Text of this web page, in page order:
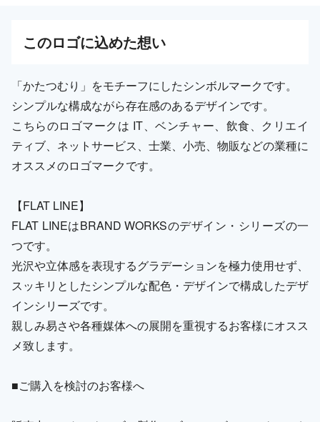
このロゴに込めた想い
「かたつむり」をモチーフにしたシンボルマークです。
シンプルな構成ながら存在感のあるデザインです。
こちらのロゴマークは IT、ベンチャー、飲食、クリエイ
ティブ、ネットサービス、士業、小売、物販などの業種に
オススメのロゴマークです。
【FLAT LINE】
FLAT LINEはBRAND WORKSのデザイン・シリーズの一
つです。
光沢や立体感を表現するグラデーションを極力使用せず、
スッキリとしたシンプルな配色・デザインで構成したデザ
インシリーズです。
親しみ易さや各種媒体への展開を重視するお客様にオスス
メ致します。
■ご購入を検討のお客様へ